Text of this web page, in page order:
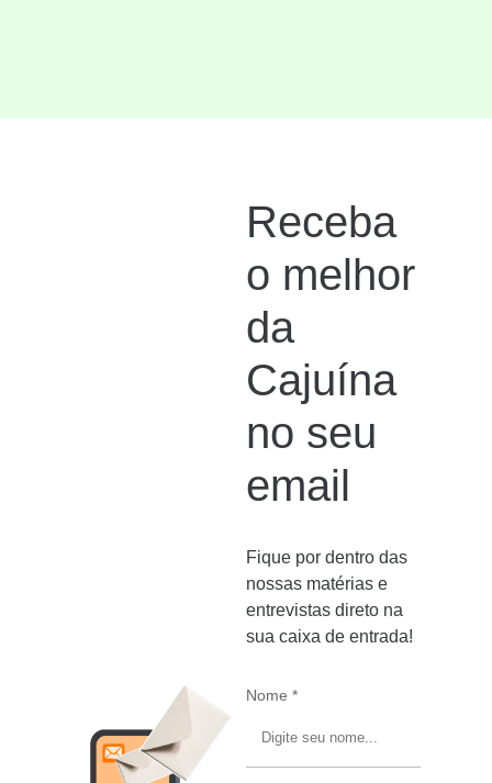
Receba
o melhor
da
Cajuína
no seu
email
Fique por dentro das
nossas matérias e
entrevistas direto na
sua caixa de entrada!
Nome *